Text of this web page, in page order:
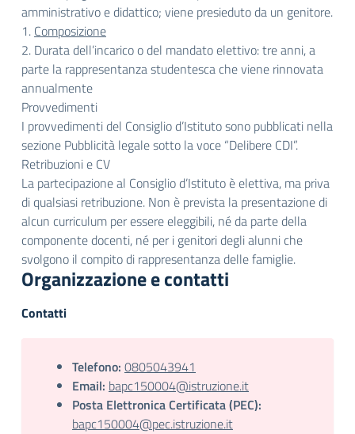
amministrativo e didattico; viene presieduto da un genitore.
1. Composizione
2. Durata dell’incarico o del mandato elettivo: tre anni, a
parte la rappresentanza studentesca che viene rinnovata
annualmente
Provvedimenti
I provvedimenti del Consiglio d’Istituto sono pubblicati nella
sezione Pubblicità legale sotto la voce “Delibere CDI”.
Retribuzioni e CV
La partecipazione al Consiglio d’Istituto è elettiva, ma priva
di qualsiasi retribuzione. Non è prevista la presentazione di
alcun curriculum per essere eleggibili, né da parte della
componente docenti, né per i genitori degli alunni che
svolgono il compito di rappresentanza delle famiglie.
Organizzazione e contatti
Contatti
Telefono: 0805043941
Email: bapc150004@istruzione.it
Posta Elettronica Certificata (PEC):
bapc150004@pec.istruzione.it